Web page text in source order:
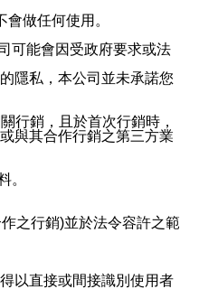
做任何使用。
可能會因受政府要求或法
隱私，本公司並未承諾您
行銷，且於首次行銷時，
與其合作行銷之第三方業
。
之行銷)並於法令容許之範
以直接或間接識別使用者